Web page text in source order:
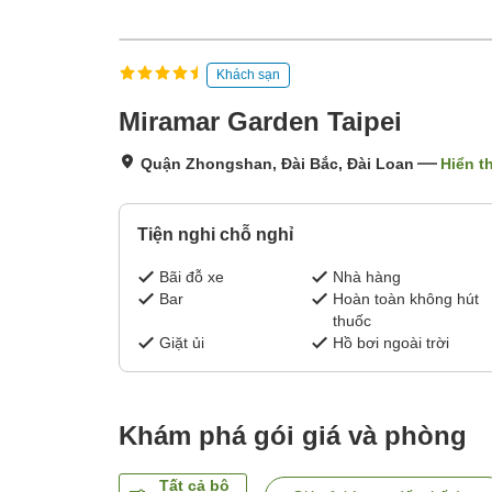
Khách sạn
Miramar Garden Taipei
Quận Zhongshan, Đài Bắc, Đài Loan Hiển
Tiện nghi chỗ nghỉ
Bãi đỗ xe
Nhà hàng
Bar
Hoàn toàn không hút
thuốc
Giặt ủi
Hồ bơi ngoài trời
Khám phá gói giá và phòng
Tất cả bộ